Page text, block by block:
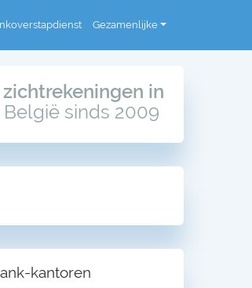
Gezamenlijke
zichtrekeningen in
België sinds 2009
kantoren